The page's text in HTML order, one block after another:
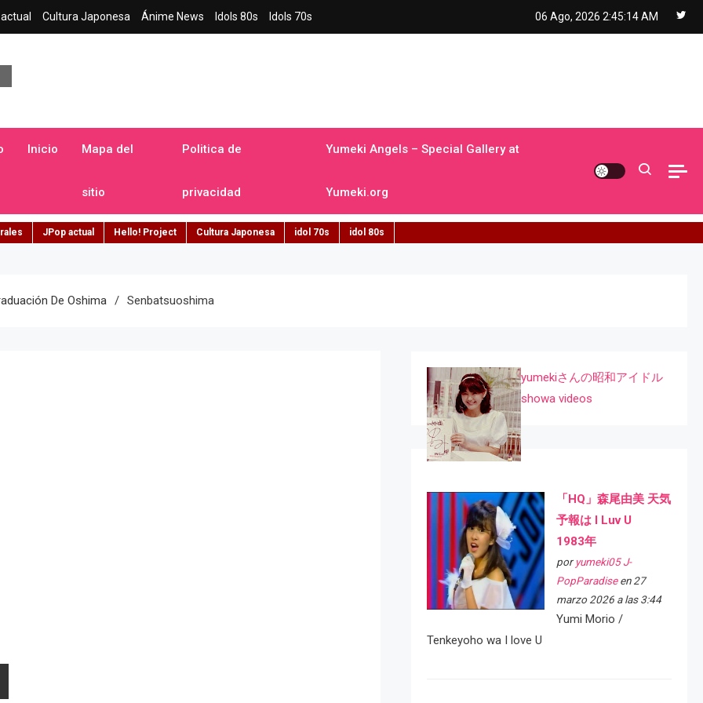
Cultura Japonesa Ánime News Idols 80s Idols 70s 06 Ago, 2026 2:45:15 AM
Inicio Mapa del
sitio
Politica de
privacidad
Yumeki Angels – Special Gallery at
Yumeki.org
JPop actual Hello! Project Cultura Japonesa idol 70s idol 80s
De Oshima Senbatsuoshima
yumekiさんの昭和アイドル
showa videos
「HQ」森尾由美 天気
予報は I Luv U
1983年
por yumeki05 J-
PopParadiseen 27
marzo 2026 a las 3:44
Yumi Morio /
Tenkeyoho wa I love U